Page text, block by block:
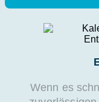
Wenn es